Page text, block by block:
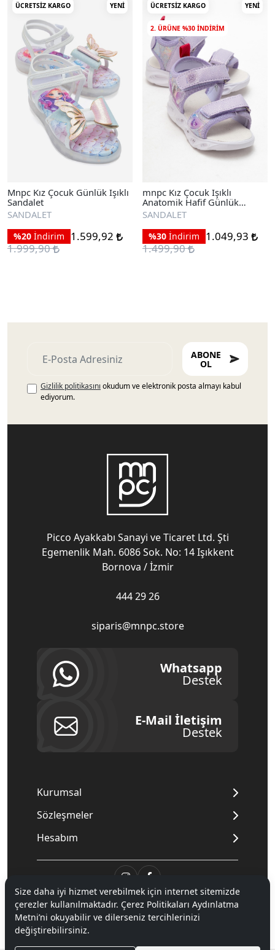
ÜCRETSIZ KARGO YENI
Mnpc Kız Çocuk Günlük Işıklı
Sandalet
SANDALET
%20 İndirim
1.599,92
1.999,90
ÜCRETSIZ KARGO YENI
2. ÜRÜNE %30 INDIRIM
mnpc Kız Çocuk Işıklı
Anatomik Hafif Günlük
Sandalet
SANDALET
%30 İndirim
1.049,93
1.499,90
ABONE
OL
Gizlilik politikasını okudum ve elektronik posta almayı kabul
ediyorum.
Picco Ayakkabı Sanayi ve Ticaret Ltd. Şti
Egemenlik Mah. 6086 Sok. No: 14 Işıkkent
Bornova / İzmir
444 29 26
siparis@mnpc.store
Whatsapp
Destek
E-Mail İletişim
Destek
Kurumsal
Sözleşmeler
Hesabım
© 2020Mnpc. Tüm hakları saklıdır.
Size daha iyi hizmet verebilmek için internet sitemizde
çerezler kullanılmaktadır. Çerez Politikaları Aydınlatma
Metni’ni okuyabilir ve dilerseniz tercihlerinizi
değiştirebilirsiniz.